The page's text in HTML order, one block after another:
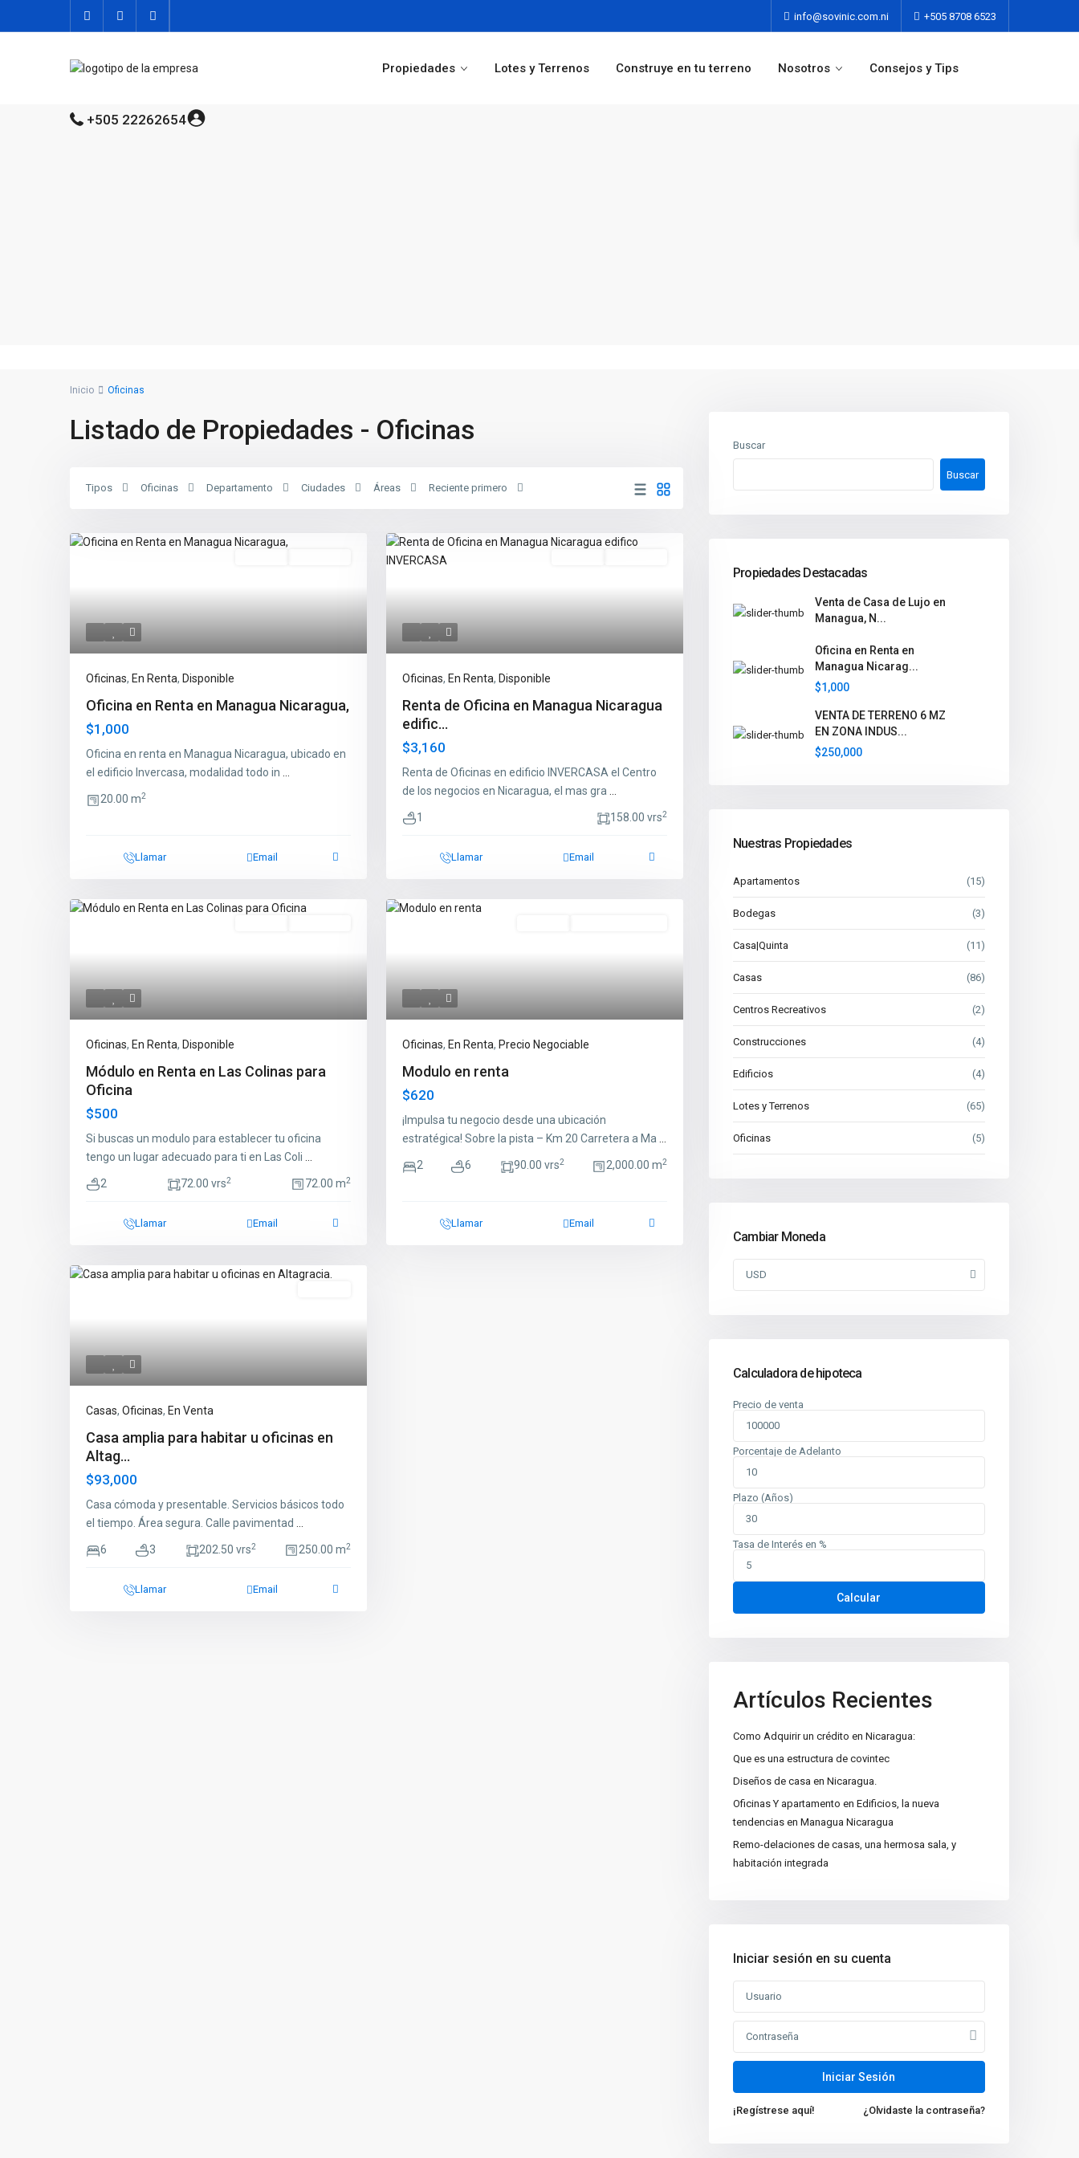
info@sovinic.com.ni +505 8708 6523
Propiedades Lotes y Terrenos Construye en tu terreno Nosotros Consejos y Tips
+505 22262654
Inicio Oficinas
Listado de Propiedades - Oficinas
Tipos Oficinas Departamento Ciudades Áreas Reciente primero
Oficinas, En Renta, Disponible
Oficina en Renta en Managua Nicaragua,
$1,000
Oficina en renta en Managua Nicaragua, ubicado en
el edificio Invercasa, modalidad todo in ...
20.00 m2
Llamar Email
Oficinas, En Renta, Disponible
Renta de Oficina en Managua Nicaragua
edific...
$3,160
Renta de Oficinas en edificio INVERCASA el Centro
de los negocios en Nicaragua, el mas gra
1 158.00 vrs2
Llamar Email
Oficinas, En Renta, Disponible
Módulo en Renta en Las Colinas para
Oficina
$500
Si buscas un modulo para establecer tu oficina
tengo un lugar adecuado para ti en Las Coli
2 72.00 vrs2 72.00 m2
Llamar Email
Oficinas, En Renta, Precio Negociable
Modulo en renta
$620
¡Impulsa tu negocio desde una ubicación
estratégica! Sobre la pista – Km 20 Carretera a Ma...
2 6 90.00 vrs2 2,000.00 m2
Llamar Email
Casas, Oficinas, En Venta
Casa amplia para habitar u oficinas en
Altag...
$93,000
Casa cómoda y presentable. Servicios básicos todo
el tiempo. Área segura. Calle pavimentad
6 3 202.50 vrs2 250.00 m2
Llamar Email
Buscar
Buscar
Propiedades Destacadas
Venta de Casa de Lujo en
Managua, N...
Oficina en Renta en
Managua Nicarag...
$1,000
VENTA DE TERRENO 6 MZ
EN ZONA INDUS...
$250,000
Nuestras Propiedades
Apartamentos (15)
Bodegas (3)
Casa|Quinta (11)
Casas (86)
Centros Recreativos (2)
Construcciones (4)
Edificios (4)
Lotes y Terrenos (65)
Oficinas (5)
Cambiar Moneda
USD
Calculadora de hipoteca
Precio de venta
Porcentaje de Adelanto
Plazo (Años)
Tasa de Interés en %
Calcular
Artículos Recientes
Como Adquirir un crédito en Nicaragua:
Que es una estructura de covintec
Diseños de casa en Nicaragua.
Oficinas Y apartamento en Edificios, la nueva
tendencias en Managua Nicaragua
Remo-delaciones de casas, una hermosa sala, y
habitación integrada
Iniciar sesión en su cuenta
Iniciar Sesión
¡Regístrese aquí! ¿Olvidaste la contraseña?
Nuevas propiedades
Venta de Casa de Lujo
Oficina en Renta en
Managua Nicarag...